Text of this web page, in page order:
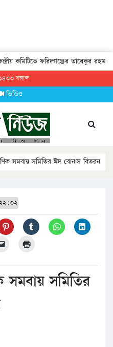
কমিটিতে ফরিদগঞ্জের তারেকুর রহমান
বঙ্গাব্দ
ভিডিও
সমবায় সমিতির ঈদ বোনাস বিতরন
সমবায় সমিতির